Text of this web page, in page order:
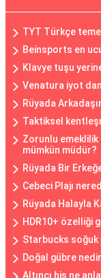
TYT Türkçe
Beinsports en
Klavye tuşu
Venatura iyot
Rüyada
Taktiksel
Zorunlu emeklilik
mümkün müdür?
Rüyada Bir
Cebeci Plajı
Rüyada Halayla
HDR10+ özelliği
Starbucks soğuk
Doğal gübre
Altıncı his ne